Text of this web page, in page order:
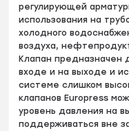
регулирующей
использования на
холодного
воздуха,
Клапан предназначен
входе и на выходе и
системе слишком
клапанов Europress
уровень давления на
поддерживаться вне